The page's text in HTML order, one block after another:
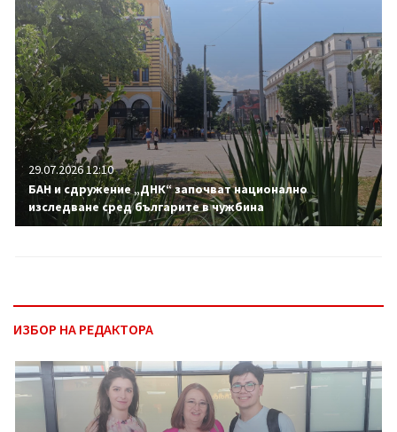
29.07.2026 12:10
БАН и сдружение „ДНК“ започват национално
изследване сред българите в чужбина
ИЗБОР НА РЕДАКТОРА